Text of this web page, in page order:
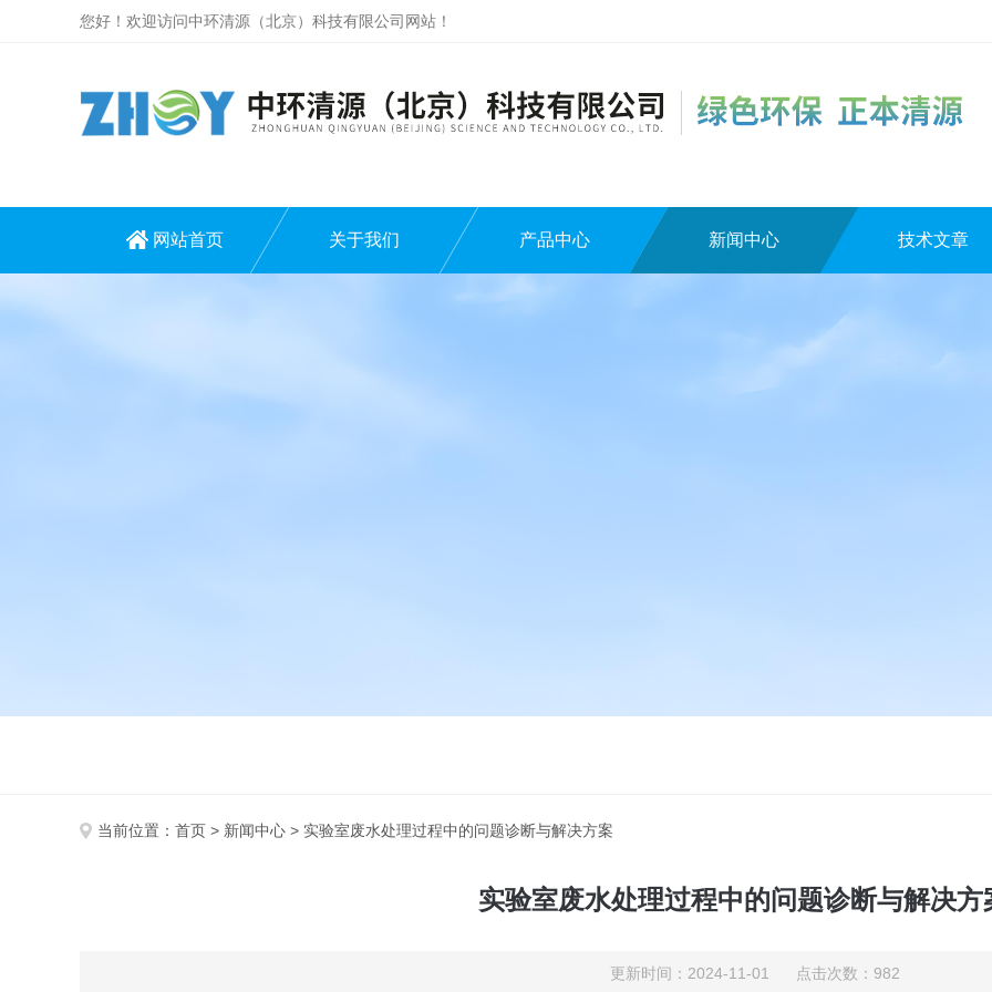
您好！欢迎访问中环清源（北京）科技有限公司网站！
网站首页 关于我们 产品中心 新闻中心 技术文章
当前位置： 首页 > 新闻中心 > 实验室废水处理过程中的问题诊断与解决方案
实验室废水处理过程中的问题诊断与解决方
更新时间：2024-11-01 点击次数：982